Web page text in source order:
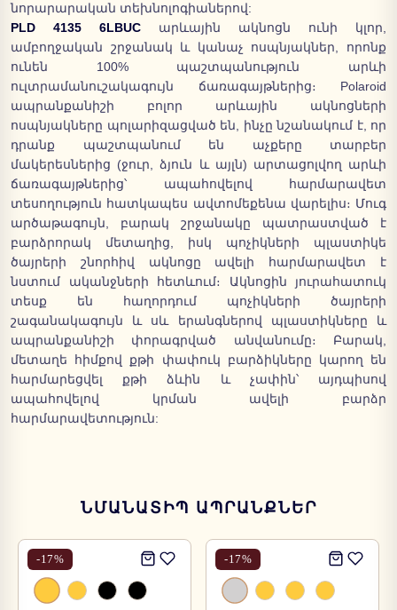
նորարարական տեխնոլոգիաներով:
PLD 4135 6LBUC արևային ակնոցն ունի կլոր,
ամբողջական շրջանակ և կանաչ ոսպնյակներ, որոնք
ունեն 100% պաշտպանություն արևի
ուլտրամանուշակագույն ճառագայթներից։ Polaroid
ապրանքանիշի բոլոր արևային ակնոցների
ոսպնյակները պոլարիզացված են, ինչը նշանակում է, որ
դրանք պաշտպանում են աչքերը տարբեր
մակերեսներից (ջուր, ձյուն և այլն) արտացոլվող արևի
ճառագայթներից՝ ապահովելով հարմարավետ
տեսողություն հատկապես ավտոմեքենա վարելիս։ Մուգ
արծաթագույն, բարակ շրջանակը պատրաստված է
բարձրորակ մետաղից, իսկ պոչիկների պլաստիկե
ծայրերի շնորհիվ ակնոցը ավելի հարմարավետ է
նստում ականջների հետևում։ Ակնոցին յուրահատուկ
տեսք են հաղորդում պոչիկների ծայրերի
շագանակագույն և սև երանգներով պլաստիկները և
ապրանքանիշի փորագրված անվանումը։ Բարակ,
մետաղե հիմքով քթի փափուկ բարձիկները կարող են
հարմարեցվել քթի ձևին և չափին՝ այդպիսով
ապահովելով կրման ավելի բարձր
հարմարավետություն:
ՆՄԱՆԱՏԻՊ ԱՊՐԱՆՔՆԵՐ
-17% -17%